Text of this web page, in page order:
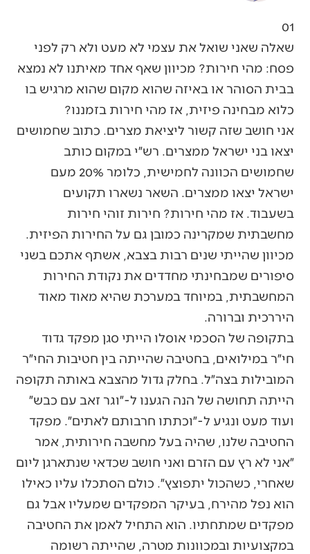
01
שאלה שאני שואל את עצמי לא מעט ולא רק לפני
פסח: מהי חירות? מכיוון שאף אחד מאיתנו לא נמצא
בבית הסוהר או באיזה שהוא מקום שהוא מרגיש בו
כלוא מבחינה פיזית, אז מהי חירות בזמננו?
אני חושב שזה קשור ליציאת מצרים. כתוב שחמושים
יצאו בני ישראל ממצרים. רש״י במקום כותב
שחמושים הכוונה לחמישית, כלומר 20% מעם
ישראל יצאו ממצרים. השאר נשארו תקועים
בשעבוד. אז מהי חירות? חירות זוהי חירות
מחשבתית שמקרינה כמובן גם על החירות הפיזית.
מכיוון שהייתי שנים רבות בצבא, אשתף אתכם בשני
סיפורים שמבחינתי מחדדים את נקודת החירות
המחשבתית, במיוחד במערכת שהיא מאוד מאוד
היררכית וברורה.
בתקופה של הסכמי אוסלו הייתי סגן מפקד גדוד
חי״ר במילואים, בחטיבה שהייתה בין חטיבות החי״ר
המובילות בצה״ל. בחלק גדול מהצבא באותה תקופה
הייתה תחושה של הנה הגענו ל-״וגר זאב עם כבש״
ועוד מעט ונגיע ל-״וכתתו חרבותם לאתים״. מפקד
החטיבה שלנו, שהיה בעל מחשבה חירותית, אמר
״אני לא רץ עם הזרם ואני חושב שכדאי שנתארגן ליום
שאחרי, כשהכול יתפוצץ״. כולם הסתכלו עליו כאילו
הוא נפל מהירח, בעיקר המפקדים שמעליו אבל גם
מפקדים שמתחתיו. הוא התחיל לאמן את החטיבה
במקצועיות ובמכוונות מטרה, שהייתה רשומה